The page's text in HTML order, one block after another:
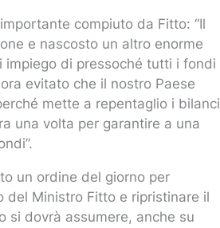
compiuto da Fitto: “Il
e nascosto un altro enorme
di pressoché tutti i fondi
evitato che il nostro Paese
mette a repentaglio i bilanci
una volta per garantire a una
un ordine del giorno per
del Ministro Fitto e ripristinare il
si dovrà assumere, anche su